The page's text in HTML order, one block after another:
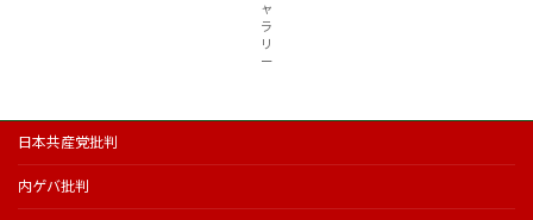
ャ
ラ
リ
ー
日本共産党批判
内ゲバ批判